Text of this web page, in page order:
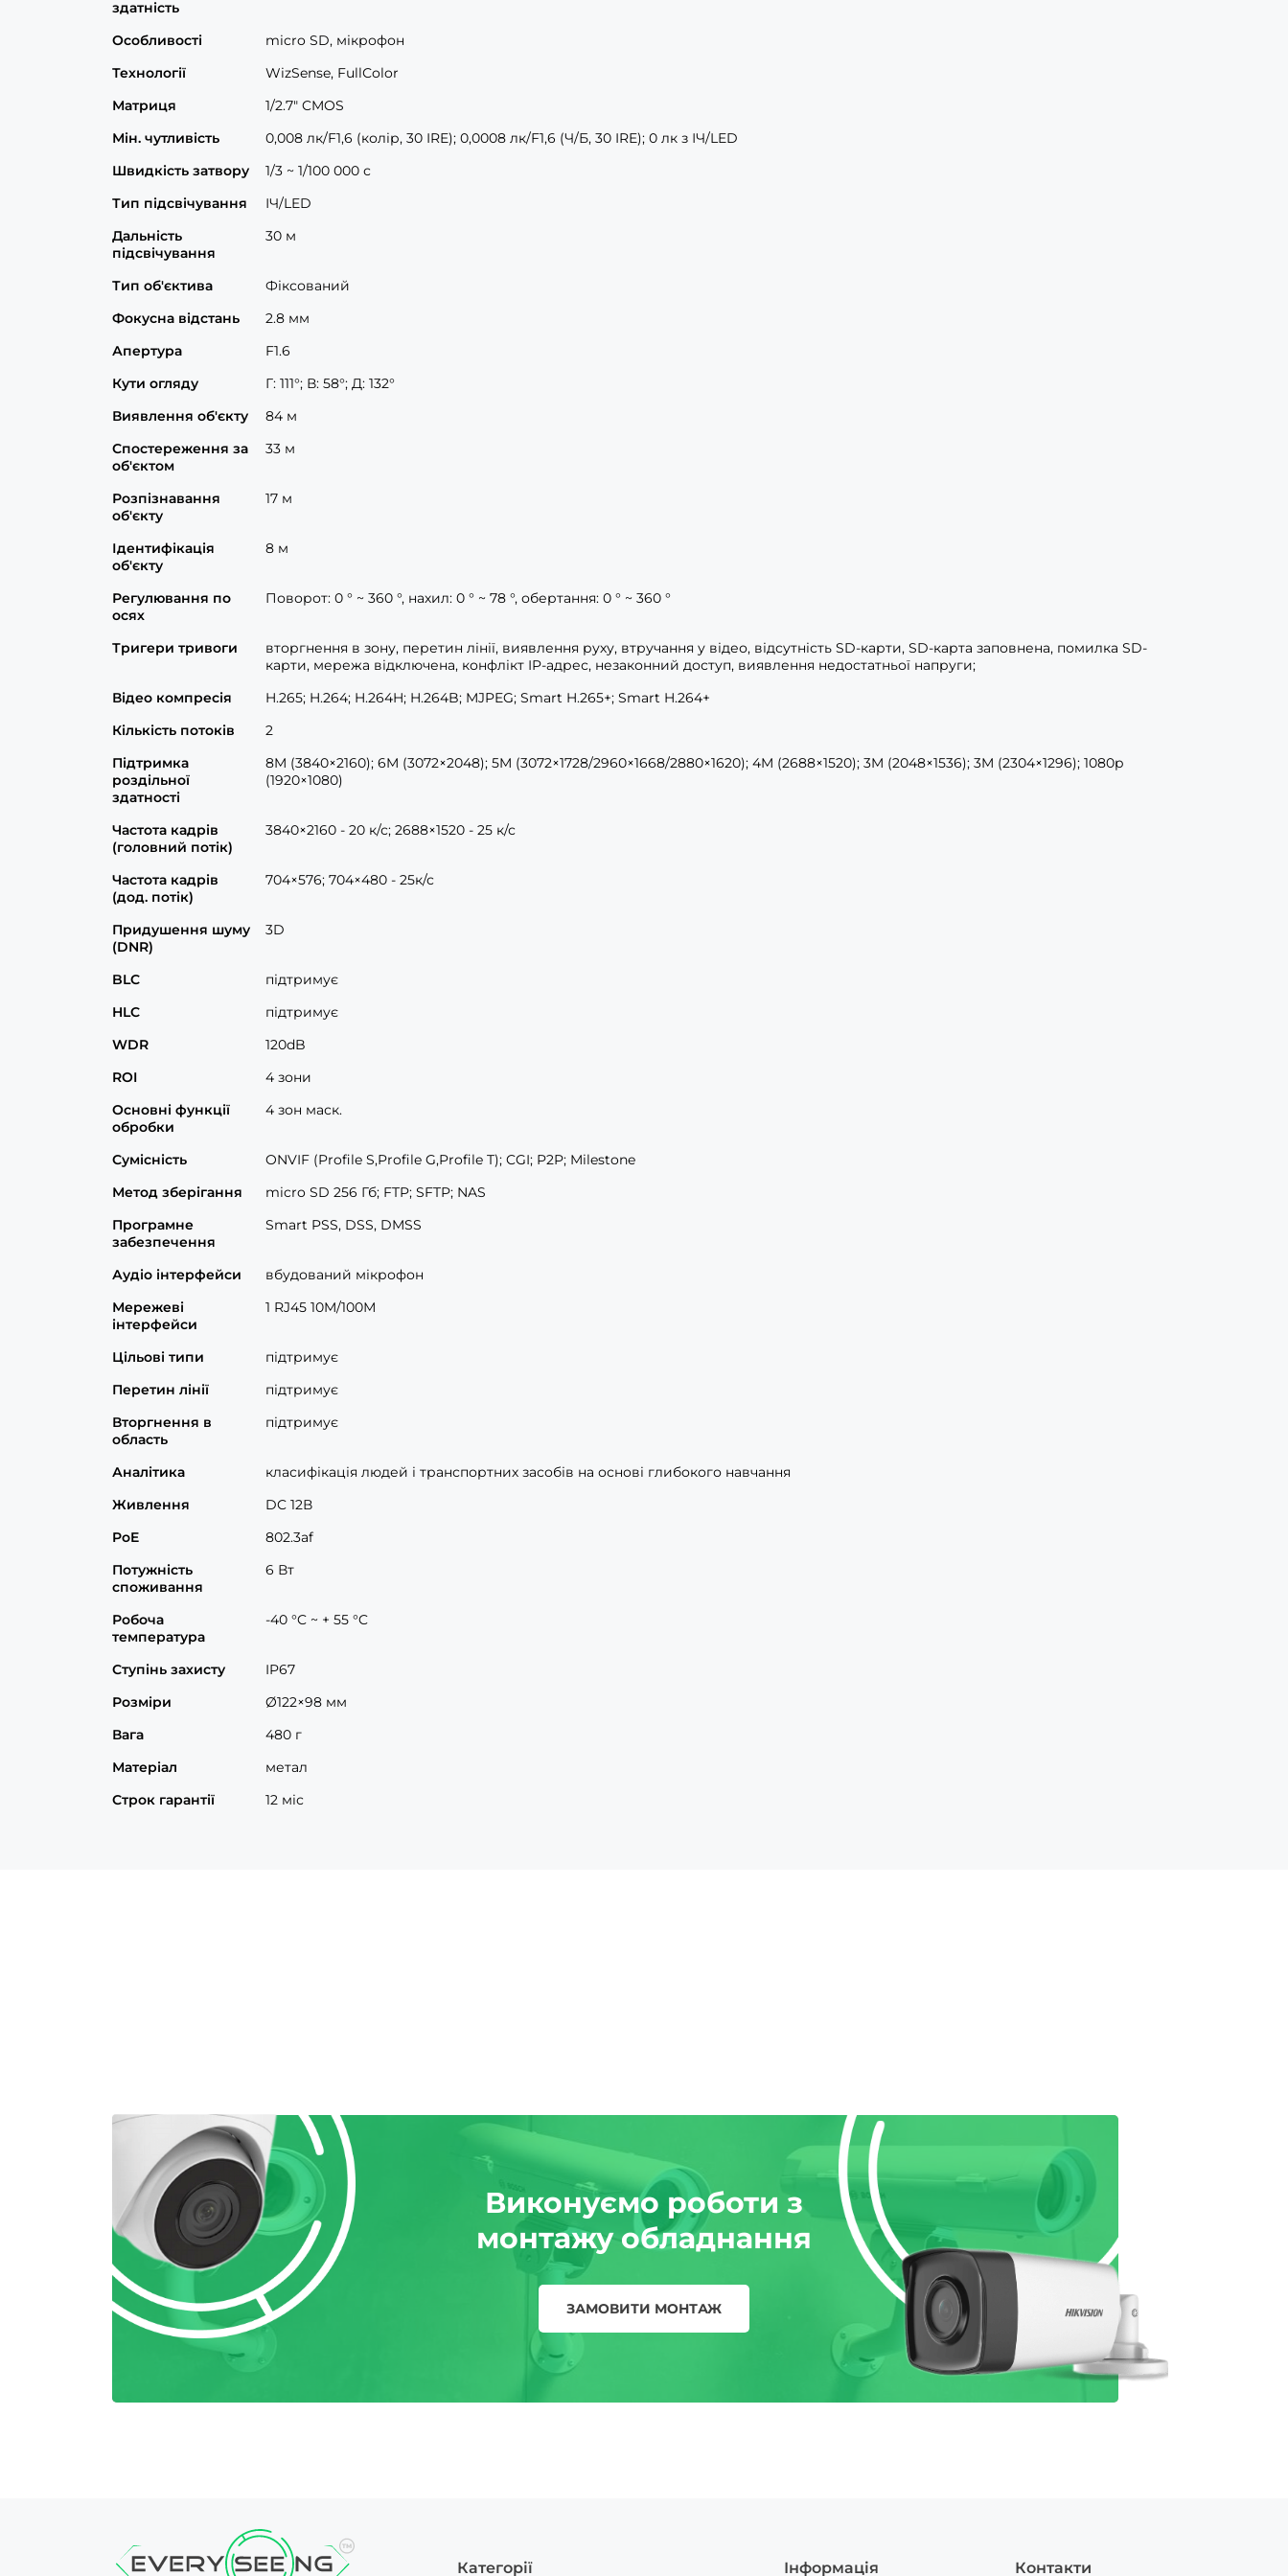
здатність
Особливості
micro SD, мікрофон
Технології
WizSense, FullСolor
Матриця
1/2.7" CMOS
Мін. чутливість
0,008 лк/F1,6 (колір, 30 IRE); 0,0008 лк/F1,6 (Ч/Б, 30 IRE); 0 лк з ІЧ/LED
Швидкість затвору
1/3 ~ 1/100 000 с
Тип підсвічування
ІЧ/LED
Дальність
підсвічування
30 м
Тип об'єктива
Фіксований
Фокусна відстань
2.8 мм
Апертура
F1.6
Кути огляду
Г: 111°; В: 58°; Д: 132°
Виявлення об'єкту
84 м
Спостереження за
об'єктом
33 м
Розпізнавання
об'єкту
17 м
Ідентифікація
об'єкту
8 м
Регулювання по
осях
Поворот: 0 ° ~ 360 °, нахил: 0 ° ~ 78 °, обертання: 0 ° ~ 360 °
Тригери тривоги
вторгнення в зону, перетин лінії, виявлення руху, втручання у відео, відсутність SD-карти, SD-карта заповнена, помилка SD-
карти, мережа відключена, конфлікт IP-адрес, незаконний доступ, виявлення недостатньої напруги;
Відео компресія
H.265; H.264; H.264H; H.264B; MJPEG; Smart H.265+; Smart H.264+
Кількість потоків
2
Підтримка
роздільної
здатності
8M (3840×2160); 6M (3072×2048); 5M (3072×1728/2960×1668/2880×1620); 4M (2688×1520); 3M (2048×1536); 3M (2304×1296); 1080p
(1920×1080)
Частота кадрів
(головний потік)
3840×2160 - 20 к/с; 2688×1520 - 25 к/с
Частота кадрів
(дод. потік)
704×576; 704×480 - 25к/с
Придушення шуму
(DNR)
3D
BLC
підтримує
HLC
підтримує
WDR
120dB
ROI
4 зони
Основні функції
обробки
4 зон маск.
Сумісність
ONVIF (Profile S,Profile G,Profile T); CGI; P2P; Milestone
Метод зберігання
micro SD 256 Гб; FTP; SFTP; NAS
Програмне
забезпечення
Smart PSS, DSS, DMSS
Аудіо інтерфейси
вбудований мікрофон
Мережеві
інтерфейси
1 RJ45 10M/100М
Цільові типи
підтримує
Перетин лінії
підтримує
Вторгнення в
область
підтримує
Аналітика
класифікація людей і транспортних засобів на основі глибокого навчання
Живлення
DC 12В
PoE
802.3af
Потужність
споживання
6 Вт
Робоча
температура
-40 °C ~ + 55 °C
Ступінь захисту
IP67
Розміри
Ø122×98 мм
Вага
480 г
Матеріал
метал
Строк гарантії
12 міс
Виконуємо роботи з
монтажу обладнання
ЗАМОВИТИ МОНТАЖ
Категорії Інформація Контакти